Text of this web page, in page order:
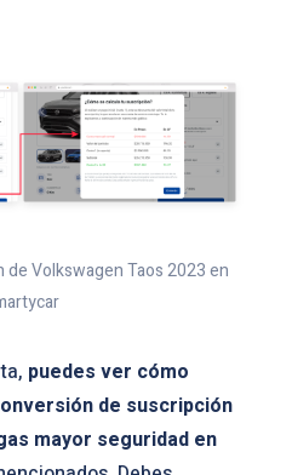
Volkswagen Taos 2023 en
puedes ver cómo
de suscripción
mayor seguridad en